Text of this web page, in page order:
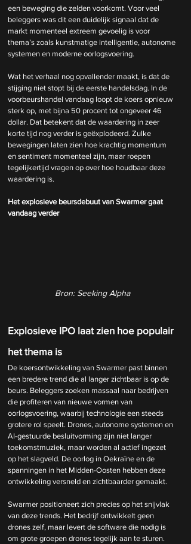
een beweging die zelden voorkomt. Voor veel
beleggers was dit een duidelijk signaal dat de
markt momenteel extreem gevoelig is voor
thema’s zoals kunstmatige intelligentie, autonome
systemen en moderne oorlogsvoering.
Wat het verhaal nog opvallender maakt, is dat de
stijging niet stopt bij de eerste handelsdag. In de
voorbeurshandel vandaag loopt de koers opnieuw
sterk op, met bijna 50 procent tot ongeveer 46
dollar. Dat betekent dat de waardering in zeer
korte tijd nog verder is geëxplodeerd. Zulke
bewegingen laten zien hoe krachtig momentum
en sentiment momenteel zijn, maar roepen
tegelijkertijd vragen op over hoe houdbaar deze
waardering is.
Het explosieve beursdebuut van Swarmer gaat
vandaag verder
Bron: Seeking Alpha
Explosieve IPO laat zien hoe populair
het thema is
De koersontwikkeling van Swarmer past binnen
een bredere trend die al langer zichtbaar is op de
beurs. Beleggers zoeken massaal naar bedrijven
die profiteren van nieuwe vormen van
oorlogsvoering, waarbij technologie een steeds
grotere rol speelt. Drones, autonome systemen en
AI-gestuurde besluitvorming zijn niet langer
toekomstmuziek, maar worden al actief ingezet
op het slagveld. De oorlog in Oekraïne en de
spanningen in het Midden-Oosten hebben deze
ontwikkeling versneld en zichtbaarder gemaakt.
Swarmer positioneert zich precies op het snijvlak
van deze trends. Het bedrijf ontwikkelt geen
drones zelf, maar levert de software die nodig is
om grote groepen drones tegelijk aan te sturen.